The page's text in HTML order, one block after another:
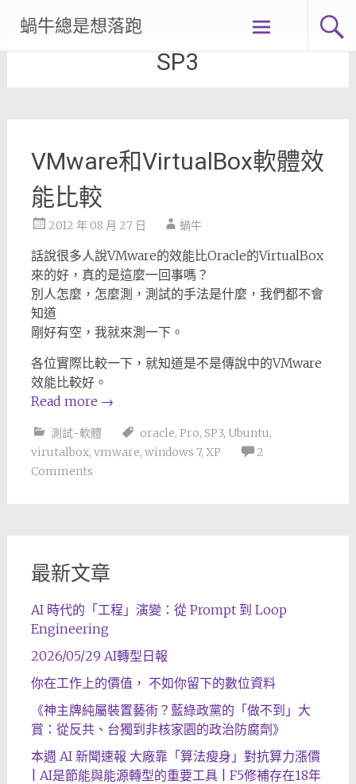
content
蝸牛總是想落跑
SP3
VMware和VirtualBox軟體效
能比較
2012 年 08 月 27 日 蝸牛
話說很多人說VMware的效能比Oracle的VirtualBox
來的好，真的是這麼一回事嗎？
別人怎麼，怎麼測，測試的手法是什麼，我們都不會
知道
剛好有空，我就來測一下。
各位實際比較一下，就知道是不是傳說中的VMware
效能比較好。
Read more →
測試-軟體 oracle, Pro, SP3, Ubuntu,
virutalbox, vmware, windows 7, XP
2
Comments
最新文章
AI 時代的「工程」演變：從 Prompt 到 Loop
Engineering
2026/05/29 AI轉型日報
你在工作上的價值， 不如你留下的數位資料
《神主牌純屬裝置藝術？藍綠政黨的「做不到」大
賞：從反共、台獨到非核家園的政治防腐劑》
本週 AI 新聞速報 大廠靠「算法瘦身」對抗算力漲價
| AI是節能與能源轉型的重要工具 | F5修補存在18年